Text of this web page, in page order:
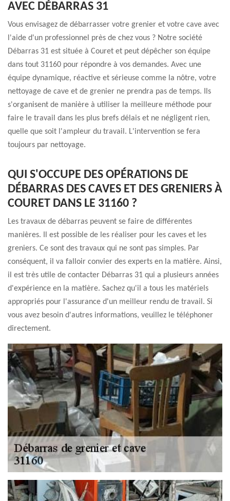
AVEC DÉBARRAS 31
Vous envisagez de débarrasser votre grenier et votre cave avec
l'aide d'un professionnel près de chez vous ? Notre société
Débarras 31 est située à Couret et peut dépêcher son équipe
dans tout 31160 pour répondre à vos demandes. Avec une
équipe dynamique, réactive et sérieuse comme la nôtre, votre
nettoyage de cave et de grenier ne prendra pas de temps. Ils
s'organisent de manière à utiliser la meilleure méthode pour
faire le travail dans les plus brefs délais et ne négligent rien,
quelle que soit l'ampleur du travail. L'intervention se fera
toujours par nettoyage.
QUI S'OCCUPE DES OPÉRATIONS DE
DÉBARRAS DES CAVES ET DES GRENIERS À
COURET DANS LE 31160 ?
Les travaux de débarras peuvent se faire de différentes
manières. Il est possible de les réaliser pour les caves et les
greniers. Ce sont des travaux qui ne sont pas simples. Par
conséquent, il va falloir convier des experts en la matière. Ainsi,
il est très utile de contacter Débarras 31 qui a plusieurs années
d'expérience en la matière. Sachez qu'il a tous les matériels
appropriés pour l'assurance d'un meilleur rendu de travail. Si
vous avez besoin d'autres informations, veuillez le téléphoner
directement.